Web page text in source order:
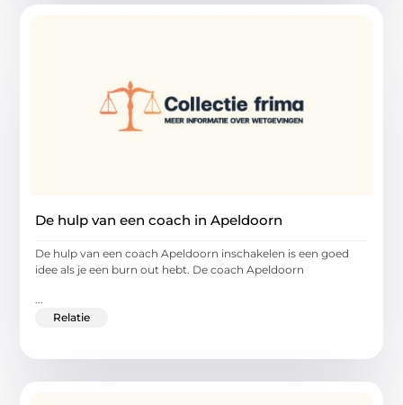
De hulp van een coach in Apeldoorn
De hulp van een coach Apeldoorn inschakelen is een goed
idee als je een burn out hebt. De coach Apeldoorn
Relatie